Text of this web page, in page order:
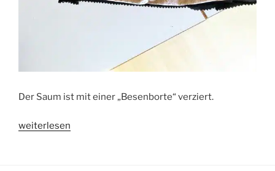
Der Saum ist mit einer „Besenborte“ verziert.
„Eine
weiterlesen